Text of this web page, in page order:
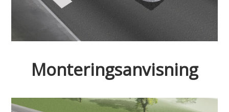
Monteringsanvisning